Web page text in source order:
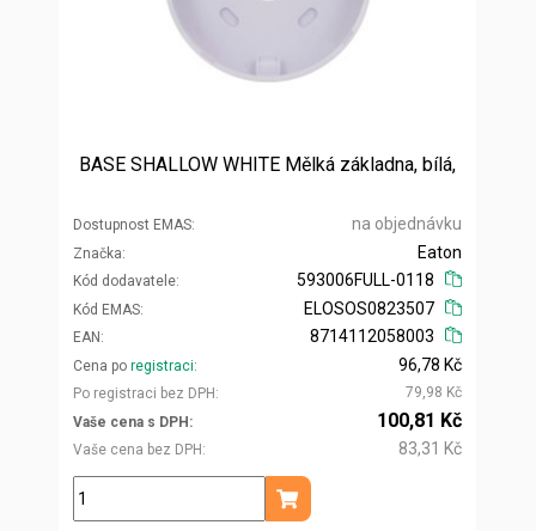
BASE SHALLOW WHITE Mělká základna, bílá,
Dostupnost EMAS na objednávku
Značka
Kód dodavatele
Eaton
593006FULL-0118
Kód EMAS
EAN
ELOSOS0823507
8714112058003
Cena po registraci
Po registraci bez DPH
96,78 Kč
79,98 Kč
Vaše cena s DPH
Vaše cena bez DPH
100,81 Kč
83,31 Kč
ks
Přidat do košíku